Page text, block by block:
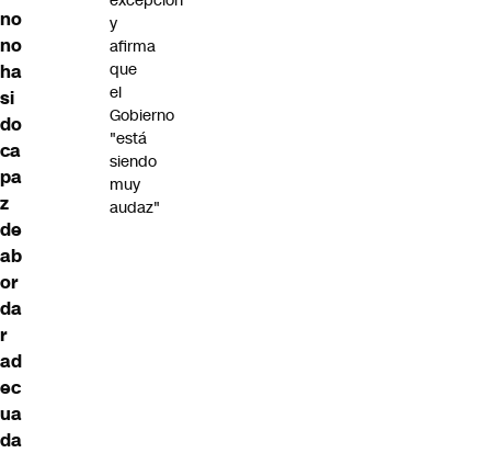
no
no
ha
si
do
ca
pa
z
de
ab
or
da
r
ad
ec
ua
da
y
afirma
que
el
Gobierno
"está
siendo
muy
audaz"